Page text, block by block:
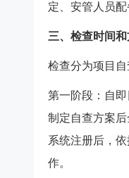
定、安管人员
三、检查时间
检查分为项目自
第一阶段：自
制定自查方案
系统注册后，
作。